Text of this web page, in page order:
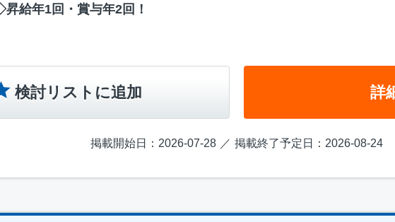
給年1回・賞与年2回！
検討リストに追加 詳
掲載開始日：2026-07-28 掲載終了予定日：2026-08-24